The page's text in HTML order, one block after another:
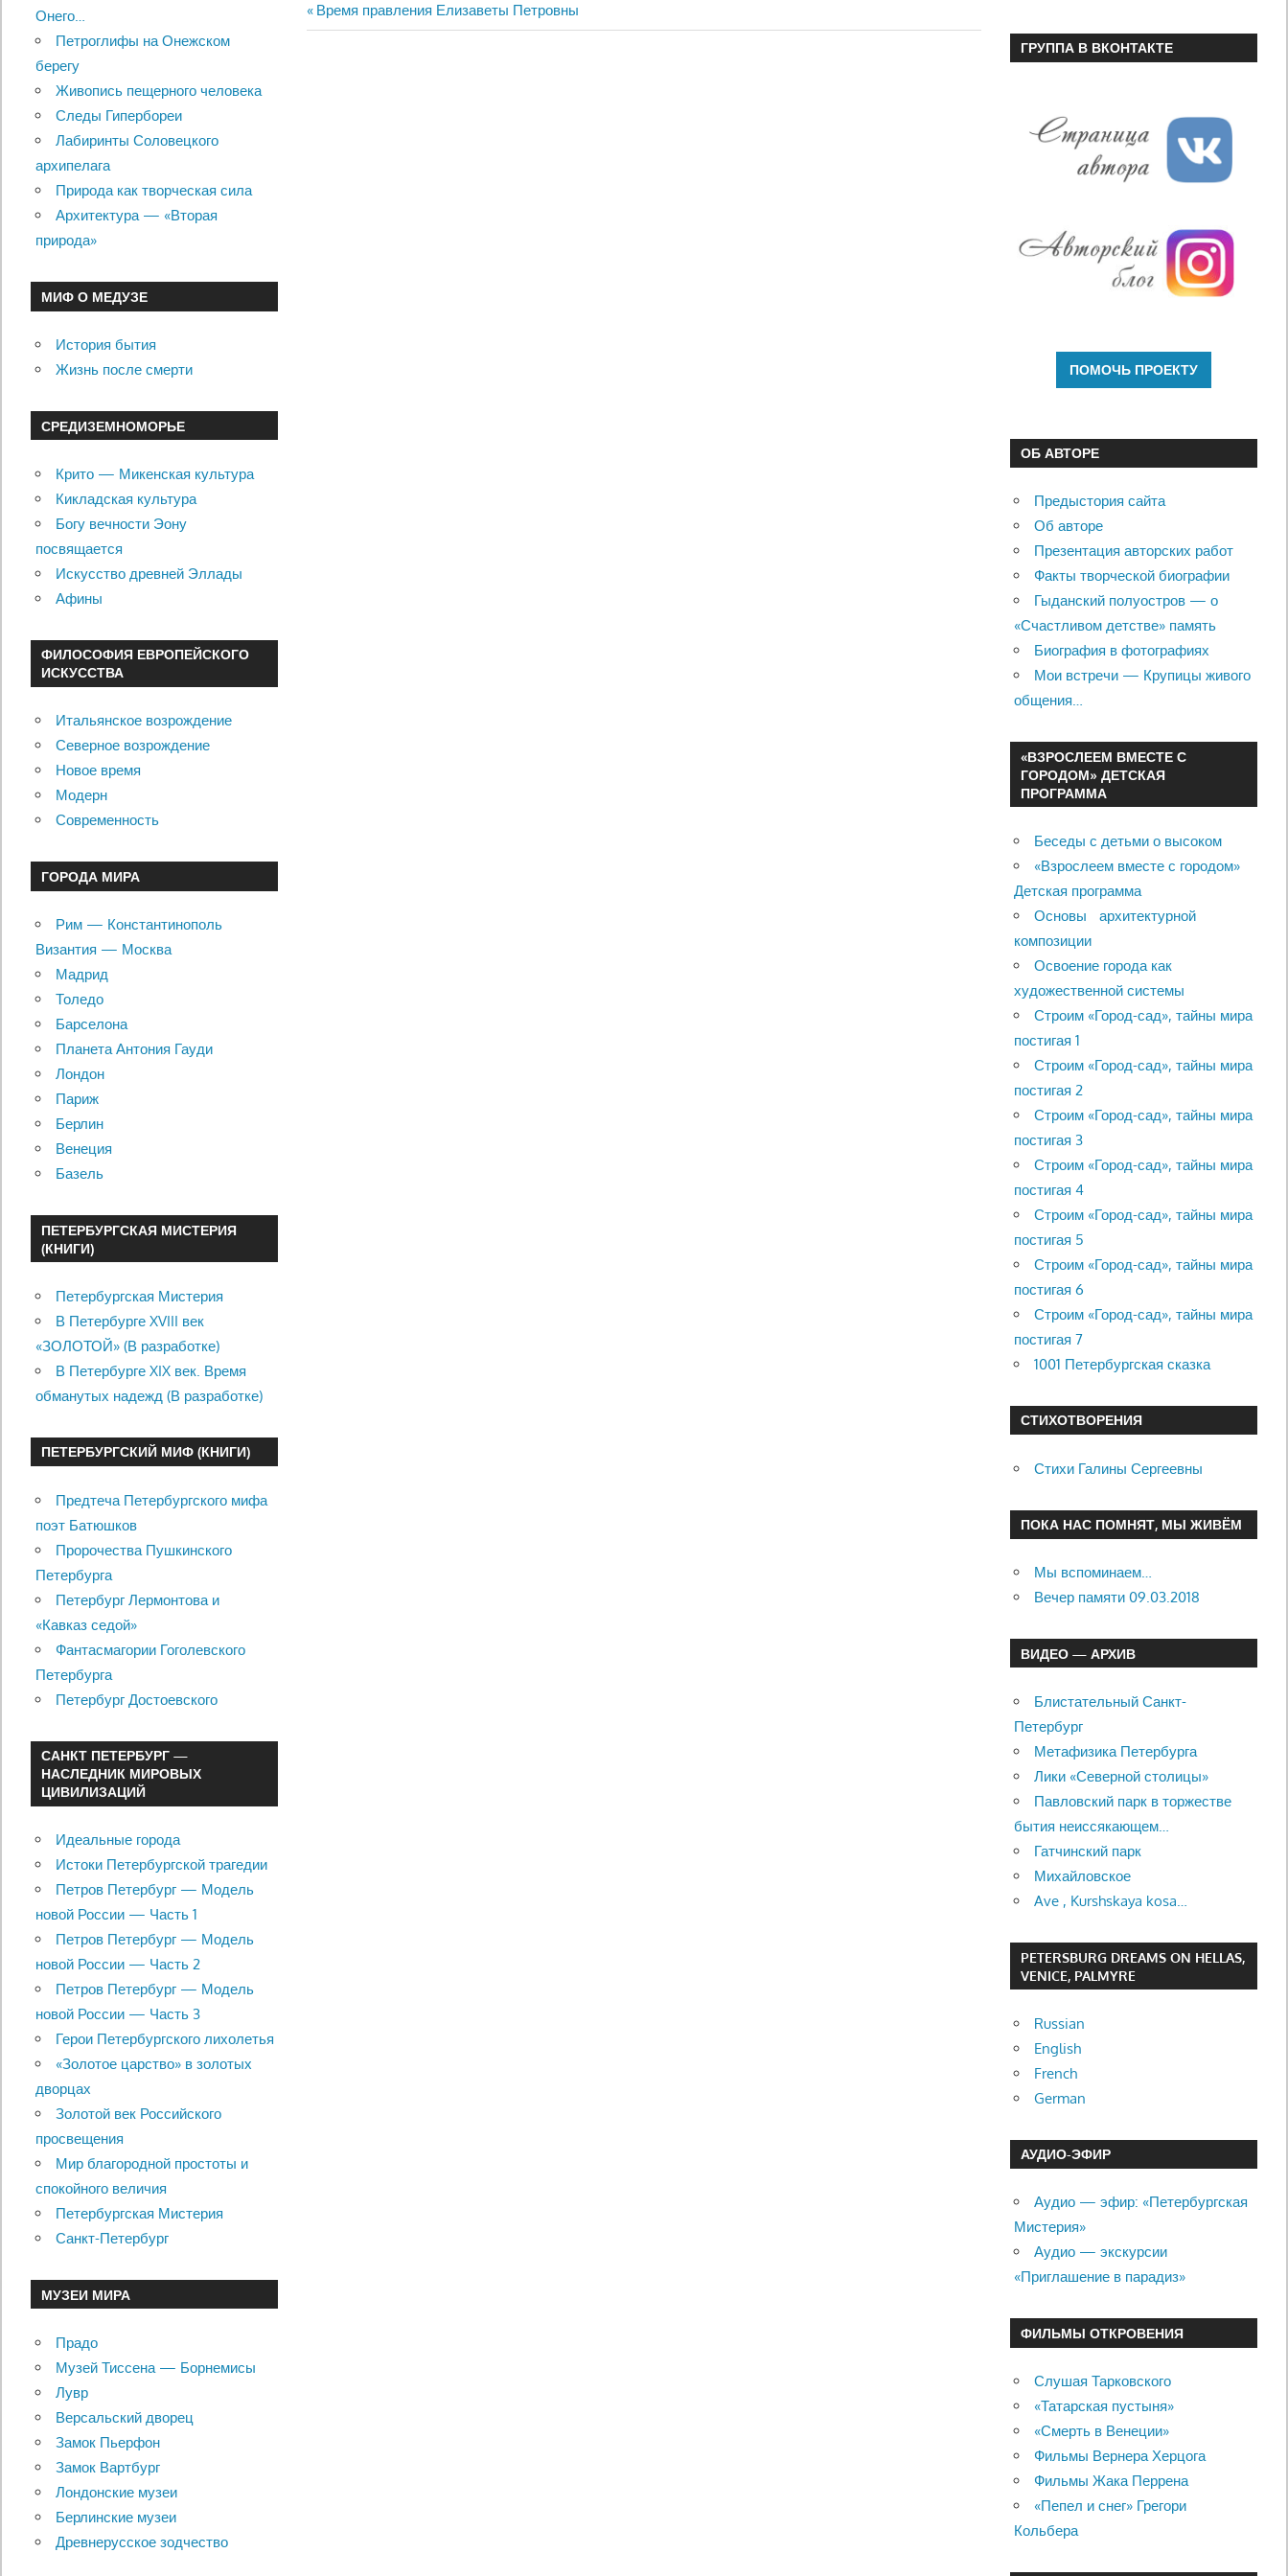
Навигация
Previous
Post:
Время правления Елизаветы Петровны
Онего…
Петроглифы на Онежском
берегу
Живопись пещерного человека
Следы Гипербореи
Лабиринты Соловецкого
архипелага
Природа как творческая сила
Архитектура — «Вторая
природа»
МИФ О МЕДУЗЕ
История бытия
Жизнь после смерти
СРЕДИЗЕМНОМОРЬЕ
Крито — Микенская культура
Кикладская культура
Богу вечности Эону
посвящается
Искусство древней Эллады
Афины
ФИЛОСОФИЯ ЕВРОПЕЙСКОГО
ИСКУССТВА
Итальянское возрождение
Северное возрождение
Новое время
Модерн
Современность
ГОРОДА МИРА
Рим — Константинополь
Византия — Москва
Мадрид
Толедо
Барселона
Планета Антония Гауди
Лондон
Париж
Берлин
Венеция
Базель
ПЕТЕРБУРГСКАЯ МИСТЕРИЯ
(КНИГИ)
Петербургская Мистерия
В Петербурге XVIII век
«ЗОЛОТОЙ» (В разработке)
В Петербурге XIX век. Время
обманутых надежд (В разработке)
ПЕТЕРБУРГСКИЙ МИФ (КНИГИ)
Предтеча Петербургского мифа
поэт Батюшков
Пророчества Пушкинского
Петербурга
Петербург Лермонтова и
«Кавказ седой»
Фантасмагории Гоголевского
Петербурга
Петербург Достоевского
САНКТ ПЕТЕРБУРГ —
НАСЛЕДНИК МИРОВЫХ
ЦИВИЛИЗАЦИЙ
Идеальные города
Истоки Петербургской трагедии
Петров Петербург — Модель
новой России — Часть 1
Петров Петербург — Модель
новой России — Часть 2
Петров Петербург — Модель
новой России — Часть 3
Герои Петербургского лихолетья
«Золотое царство» в золотых
дворцах
Золотой век Российского
просвещения
Мир благородной простоты и
спокойного величия
Петербургская Мистерия
Санкт-Петербург
МУЗЕИ МИРА
Прадо
Музей Тиссена — Борнемисы
Лувр
Версальский дворец
Замок Пьерфон
Замок Вартбург
Лондонские музеи
Берлинские музеи
Древнерусское зодчество
ГРУППА В ВКОНТАКТЕ
ОБ АВТОРЕ
Предыстория сайта
Об авторе
Презентация авторских работ
Факты творческой биографии
Гыданский полуостров — о
«Счастливом детстве» память
Биография в фотографиях
Мои встречи — Крупицы живого
общения…
«ВЗРОСЛЕЕМ ВМЕСТЕ С
ГОРОДОМ» ДЕТСКАЯ
ПРОГРАММА
Беседы с детьми о высоком
«Взрослеем вместе с городом»
Детская программа
Основы архитектурной
композиции
Освоение города как
художественной системы
Строим «Город-сад», тайны мира
постигая 1
Строим «Город-сад», тайны мира
постигая 2
Строим «Город-сад», тайны мира
постигая 3
Строим «Город-сад», тайны мира
постигая 4
Строим «Город-сад», тайны мира
постигая 5
Строим «Город-сад», тайны мира
постигая 6
Строим «Город-сад», тайны мира
постигая 7
1001 Петербургская сказка
СТИХОТВОРЕНИЯ
Стихи Галины Сергеевны
ПОКА НАС ПОМНЯТ, МЫ ЖИВЁМ
Мы вспоминаем…
Вечер памяти 09.03.2018
ВИДЕО — АРХИВ
Блистательный Санкт-
Петербург
Метафизика Петербурга
Лики «Северной столицы»
Павловский парк в торжестве
бытия неиссякающем…
Гатчинский парк
Михайловское
Ave , Kurshskaya kosa…
PETERSBURG DREAMS ON HELLAS,
VENICE, PALMYRE
Russian
English
French
German
АУДИО-ЭФИР
Аудио — эфир: «Петербургская
Мистерия»
Аудио — экскурсии
«Приглашение в парадиз»
ФИЛЬМЫ ОТКРОВЕНИЯ
Слушая Тарковского
«Татарская пустыня»
«Смерть в Венеции»
Фильмы Вернера Херцога
Фильмы Жака Перрена
«Пепел и снег» Грегори
Кольбера